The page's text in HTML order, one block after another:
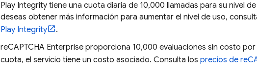
Play Integrity tiene una cuota diaria de 10,000 llamadas para su nivel
deseas obtener más información para aumentar el nivel de uso,
Play Integrity
.
reCAPTCHA Enterprise proporciona 10,000 evaluaciones sin costo por
cuota, el servicio tiene un costo asociado. Consulta los precios de